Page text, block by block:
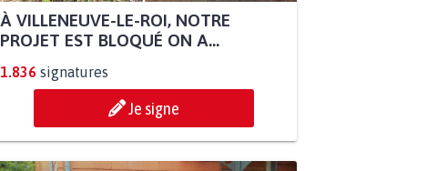
À VILLENEUVE-LE-ROI, NOTRE
PROJET EST BLOQUÉ ON A...
1.836 signatures
Je signe